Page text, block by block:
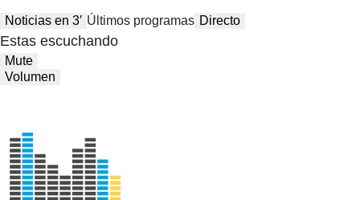
Noticias en 3′ Últimos programas Directo
Estas escuchando
Mute
Volumen